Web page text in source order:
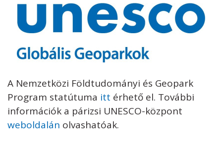
A Nemzetközi Földtudományi és Geopark
Program statútuma itt érhető el. További
információk a párizsi UNESCO-központ
weboldalán olvashatóak.